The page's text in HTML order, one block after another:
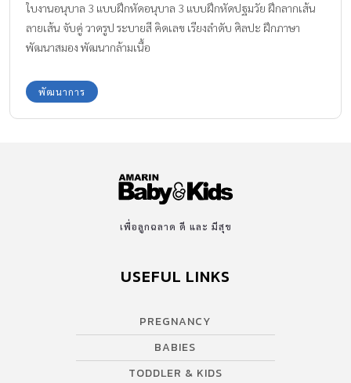
ใบงานอนุบาล 3 แบบฝึกหัดอนุบาล 3 แบบฝึกหัดปฐมวัย ฝึกลากเส้น
ลายเส้น จับคู่ วาดรูป ระบายสี คิดเลข เรียงลำดับ ศิลปะ ฝึกภาษา
พัฒนาสมอง พัฒนากล้ามเนื้อ
พัฒนาการ
เพื่อลูกฉลาด ดี และ มีสุข
USEFUL LINKS
PREGNANCY
BABIES
TODDLER & KIDS